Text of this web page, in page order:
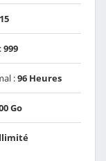
15
999
:96 Heures
Go